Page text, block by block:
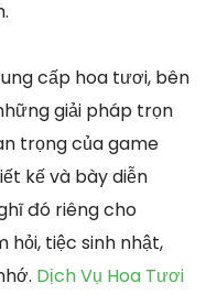
cấp hoa tươi, bên
giải pháp trọn
trọng của game
kế và bày diễn
đó riêng cho
tiệc sinh nhật,
Dịch Vụ Hoa Tươi